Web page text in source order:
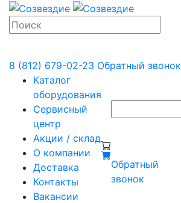
8 (812) 679-02-23 Обратный звонок
Каталог
оборудования
Сервисный
центр
Акции / склад
О компании
Доставка
Контакты
Вакансии
Обратный
звонок